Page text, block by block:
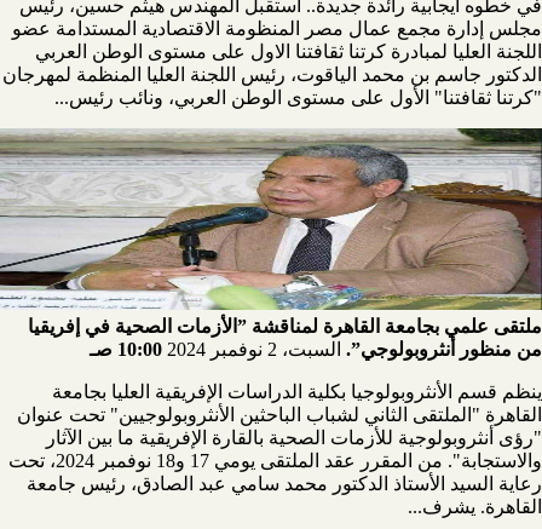
في خطوه ايجابية رائدة جديدة.. استقبل المهندس هيثم حسين، رئيس
مجلس إدارة مجمع عمال مصر المنظومة الاقتصادية المستدامة عضو
اللجنة العليا لمبادرة كرتنا ثقافتنا الاول على مستوى الوطن العربي
الدكتور جاسم بن محمد الياقوت، رئيس اللجنة العليا المنظمة لمهرجان
"كرتنا ثقافتنا" الأول على مستوى الوطن العربي، ونائب رئيس...
ملتقى علمي بجامعة القاهرة لمناقشة ”الأزمات الصحية في إفريقيا
من منظور أنثروبولوجي”. السبت، 2 نوفمبر 2024 10:00 صـ
ينظم قسم الأنثروبولوجيا بكلية الدراسات الإفريقية العليا بجامعة
القاهرة "الملتقى الثاني لشباب الباحثين الأنثروبولوجيين" تحت عنوان
"رؤى أنثروبولوجية للأزمات الصحية بالقارة الإفريقية ما بين الآثار
والاستجابة". من المقرر عقد الملتقى يومي 17 و18 نوفمبر 2024، تحت
رعاية السيد الأستاذ الدكتور محمد سامي عبد الصادق، رئيس جامعة
القاهرة. يشرف...